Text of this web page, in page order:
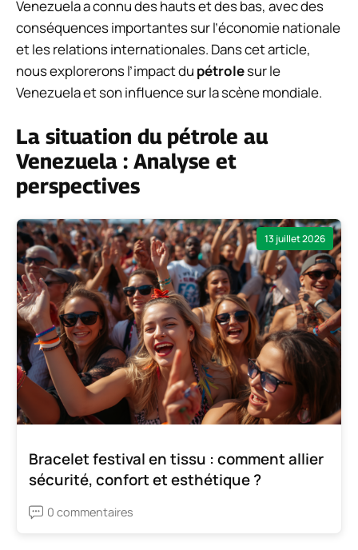
Venezuela a connu des hauts et des bas, avec des
conséquences importantes sur l’économie nationale
et les relations internationales. Dans cet article,
nous explorerons l’impact du pétrolesur le
Venezuela et son influence sur la scène mondiale.
La situation du pétrole au
Venezuela : Analyse et
perspectives
13 juillet 2026
Bracelet festival en tissu : comment allier
sécurité, confort et esthétique ?
0 commentaires